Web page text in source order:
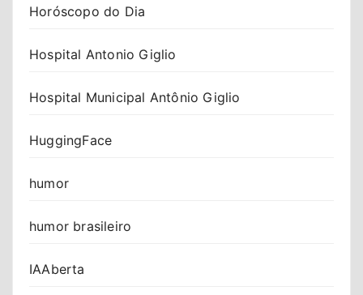
Horóscopo do Dia
Hospital Antonio Giglio
Hospital Municipal Antônio Giglio
HuggingFace
humor
humor brasileiro
IAAberta